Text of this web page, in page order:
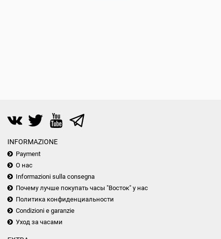
INFORMAZIONE
Payment
О нас
Informazioni sulla consegna
Почему лучше покупать часы "Восток" у нас
Политика конфиденциальности
Condizioni e garanzie
Уход за часами